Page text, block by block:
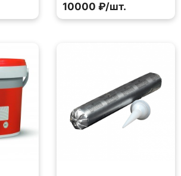
10000 ₽/шт.